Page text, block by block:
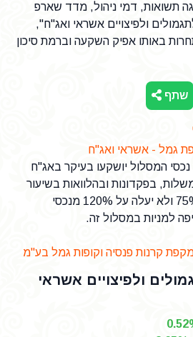
תשואות, דמי ניהול, מדד שארפ
ולפיצויים אשראי ואג"ח",
באותו אפיק השקעה וברמת סיכון
שתף
גמל - אשראי ואג"ח
נכסי המסלול יושקעו בעיקר באג"ח
בפקדונות ובהלוואות בשיעור
חשיפה שלא יפחת מ-75% ולא יעלה על 120% מנכסי
למניות במסלול זה.
קרנות פנסיה וקופות גמל בע"מ
ולפיצויים אשראי